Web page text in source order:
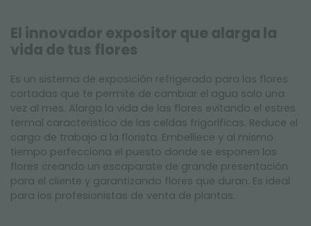
El innovador expositor que alarga la
vida de tus flores
Es un sistema de exposición refrigerado para las flores
cortadas que te permite de cambiar el agua solo una
vez al mes. Alarga la vida de las flores evitando el estres
termal caracteristico de las celdas frigorificas. Reduce el
cargo de trabajo a la florista. Embelliece y al mismo
tiempo perfecciona el puesto donde se esponen las
flores creando un escaparate de grande presentación
para el cliente y garantizando flores que duran. Es ideal
para los profesionistas de venta de plantas.